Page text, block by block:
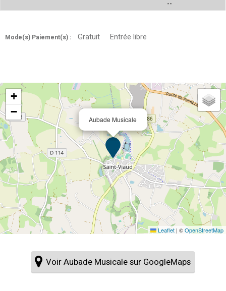
--
Mode(s) Paiement(s) : Gratuit Entrée libre
Aubade Musicale
+
−
Leaflet | ©OpenStreetMap
Voir Aubade Musicale sur GoogleMaps